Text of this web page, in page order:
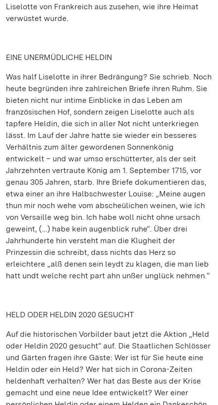
Liselotte von Frankreich aus zusehen, wie ihre Heimat
verwüstet wurde.
EINE UNERMÜDLICHE HELDIN
Was half Liselotte in ihrer Bedrängung? Sie schrieb. Noch
heute begründen ihre zahlreichen Briefe ihren Ruhm. Sie
bieten nicht nur intime Einblicke in das Leben am
französischen Hof, sondern zeigen Liselotte auch als
tapfere Heldin, die sich in aller Not nicht unterkriegen
lässt. Im Lauf der Jahre hatte sie wieder ein besseres
Verhältnis zum älter gewordenen Sonnenkönig
entwickelt – und war umso erschütterter, als der seit
Jahrzehnten vertraute König am 1. September 1715, vor
genau 305 Jahren, starb. Ihre Briefe dokumentieren das,
etwa einer an ihre Halbschwester Louise: „Meine augen
thun mir noch wehe vom abscheülichen weinen, wie ich
von Versaille weg bin. Ich habe woll nicht ohne ursach
geweint, (…) habe kein augenblick ruhe“. Über drei
Jahrhunderte hin versteht man die Klugheit der
Prinzessin die schreibt, dass nichts das Herz so
erleichtere „alß denen sein leydt zu klagen, die man lieb
hatt undt welche recht part ahn unßer unglück nehmen.“
HELD ODER HELDIN 2020 GESUCHT
Auf die historischen Vorbilder baut jetzt die Aktion „Held
oder Heldin 2020 gesucht“ auf. Die Staatlichen Schlösser
und Gärten fragen ihre Gäste: Wer ist für Sie heute eine
Heldin oder ein Held? Wer hat sich in Corona-Zeiten
heldenhaft verhalten? Wer hat das Beste aus der Krise
gemacht und eine neue Idee entwickelt? Wer einer